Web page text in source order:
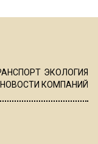
ЭКОЛОГИЯ
НОВОСТИ КОМПАНИЙ